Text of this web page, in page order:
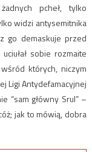
pcheł, tylko
widzi antysemitnika
go demaskuje przed
sobie rozmaite
których, niczym
Ligi Antydefamacyjnej
“sam główny Srul” –
jak to mówią, dobra